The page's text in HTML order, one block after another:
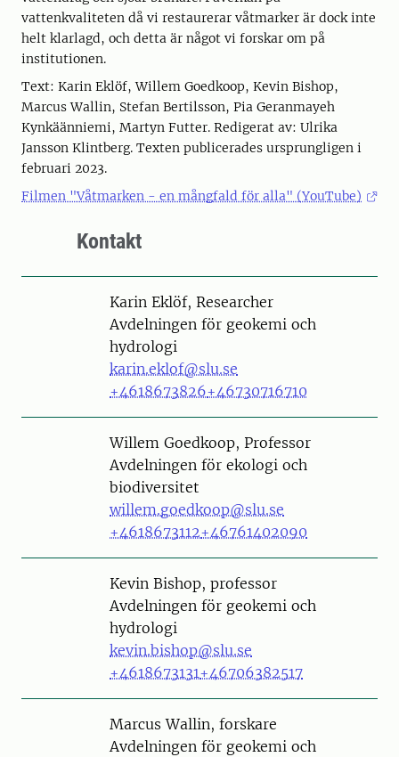
vattenkvaliteten då vi restaurerar våtmarker är dock inte
helt klarlagd, och detta är något vi forskar om på
institutionen.
Text: Karin Eklöf, Willem Goedkoop, Kevin Bishop,
Marcus Wallin, Stefan Bertilsson, Pia Geranmayeh
Kynkäänniemi, Martyn Futter. Redigerat av: Ulrika
Jansson Klintberg. Texten publicerades ursprungligen i
februari 2023.
Filmen "Våtmarken - en mångfald för alla" (YouTube)
Kontakt
PersonKarin Eklöf, Researcher
Avdelningen för geokemi och
hydrologi
karin.eklof@slu.se
+4618673826+46730716710
PersonWillem Goedkoop, Professor
Avdelningen för ekologi och
biodiversitet
willem.goedkoop@slu.se
+4618673112+46761402090
PersonKevin Bishop, professor
Avdelningen för geokemi och
hydrologi
kevin.bishop@slu.se
+4618673131+46706382517
PersonMarcus Wallin, forskare
Avdelningen för geokemi och